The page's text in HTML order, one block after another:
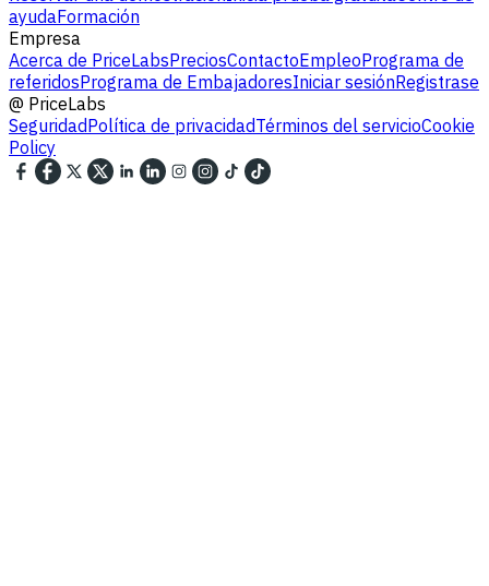
ayudaFormación
Empresa
Acerca de PriceLabsPreciosContactoEmpleoPrograma de
referidosPrograma de EmbajadoresIniciar sesiónRegistrase
@ PriceLabs
SeguridadPolítica de privacidadTérminos del servicioCookie
Policy